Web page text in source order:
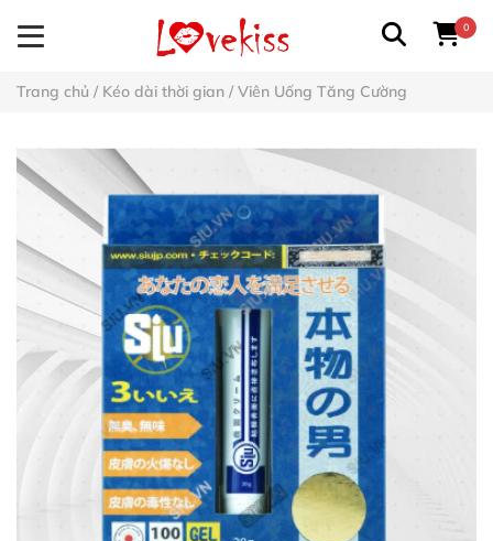
0
Trang chủ / Kéo dài thời gian / Viên Uống Tăng Cường